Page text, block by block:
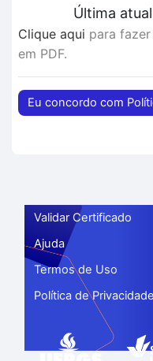
Última
Clique aqui para
em PDF.
Eu concordo com
Validar Certificado
Ajuda
Termos de Uso
Política de Privacidade